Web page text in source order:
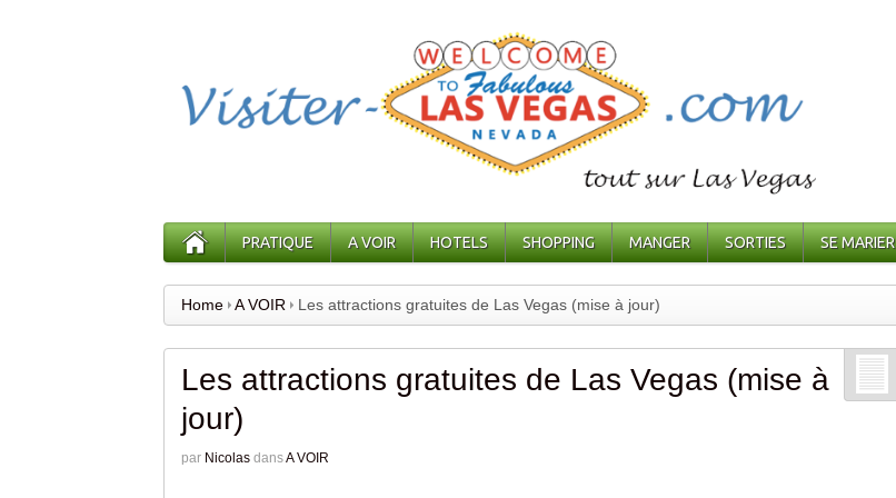
PRATIQUE A VOIR HOTELS SHOPPING MANGER SORTIES SE MARIER
Home A VOIR Les attractions gratuites de Las Vegas (mise à jour)
Les attractions gratuites de Las Vegas (mise à
jour)
par Nicolas dansA VOIR